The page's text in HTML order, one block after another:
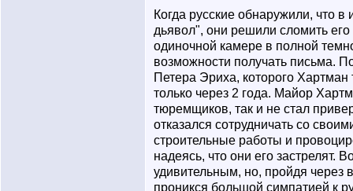
Когда русские обнаружили, что
дьявол", они решили сломить
одиночной камере в полной
возможности получать письма.
Петера Эриха, которого Хартман
только через 2 года. Майор
тюремщиков, так и не стал
отказался сотрудничать со
строительные работы и
надеясь, что они его застрелят.
удивительным, но, пройдя через
проникся большой симпатией к